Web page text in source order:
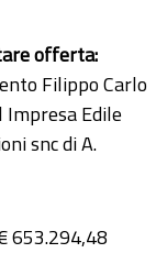
offerta:
Filippo Carlo
Edile
snc di A.
653.294,48